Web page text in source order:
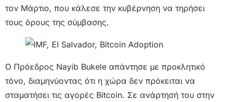
τον Μάρτιο, που κάλεσε την κυβέρνηση να τηρήσει
τους όρους της σύμβασης.
Ο Πρόεδρος Nayib Bukele απάντησε με προκλητικό
τόνο, διαμηνύοντας ότι η χώρα δεν πρόκειται να
σταματήσει τις αγορές Bitcoin. Σε ανάρτησή του στην